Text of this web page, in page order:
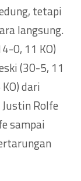
tetapi
langsung.
0, 11 KO)
(30-5, 11
dari
Rolfe
sampai